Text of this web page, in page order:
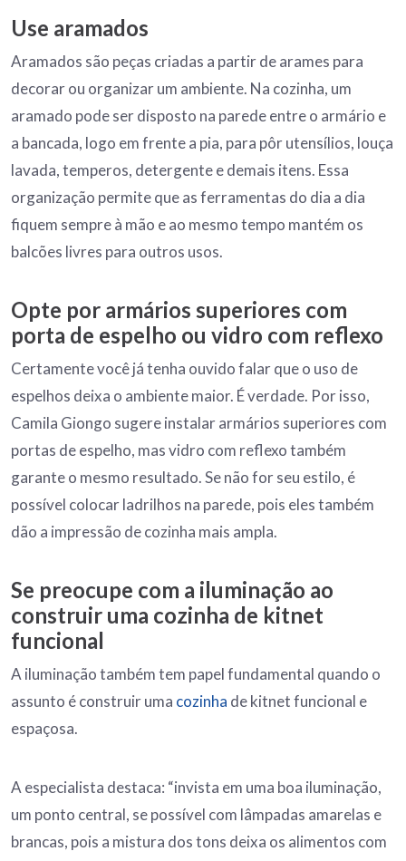
Use aramados
Aramados são peças criadas a partir de arames para
decorar ou organizar um ambiente. Na cozinha, um
aramado pode ser disposto na parede entre o armário e
a bancada, logo em frente a pia, para pôr utensílios, louça
lavada, temperos, detergente e demais itens. Essa
organização permite que as ferramentas do dia a dia
fiquem sempre à mão e ao mesmo tempo mantém os
balcões livres para outros usos.
Opte por armários superiores com
porta de espelho ou vidro com reflexo
Certamente você já tenha ouvido falar que o uso de
espelhos deixa o ambiente maior. É verdade. Por isso,
Camila Giongo sugere instalar armários superiores com
portas de espelho, mas vidro com reflexo também
garante o mesmo resultado. Se não for seu estilo, é
possível colocar ladrilhos na parede, pois eles também
dão a impressão de cozinha mais ampla.
Se preocupe com a iluminação ao
construir uma cozinha de kitnet
funcional
A iluminação também tem papel fundamental quando o
assunto é construir uma cozinha de kitnet funcional e
espaçosa.
A especialista destaca: “invista em uma boa iluminação,
um ponto central, se possível com lâmpadas amarelas e
brancas, pois a mistura dos tons deixa os alimentos com